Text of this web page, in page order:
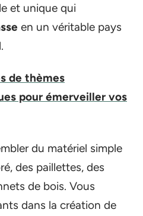
et unique qui
en un véritable pays
de thèmes
pour émerveiller vos
du matériel simple
des paillettes, des
de bois. Vous
dans la création de